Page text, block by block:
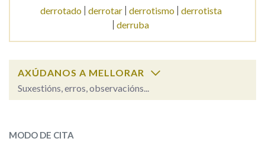
Na fraseoloxía
OUTRAS OPCIÓNS DE BUSCA
derrotado derrotar derrotismo derrotista
derruba
AXÚDANOS A MELLORAR
Suxestións, erros, observacións...
ESCOLLE UNHA OPCIÓN:
MODO DE CITA